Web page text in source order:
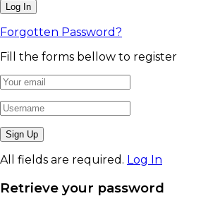
Forgotten Password?
Fill the forms bellow to register
All fields are required. Log In
Retrieve your password